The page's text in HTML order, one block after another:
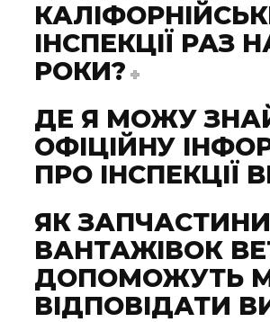
ІНСПЕКЦІЇ РАЗ
РОКИ?
ДЕ Я МОЖУ
ОФІЦІЙНУ
ПРО ІНСПЕКЦІЇ
ЯК
ВАНТАЖІВОК
ДОПОМОЖУТЬ
ВІДПОВІДАТИ